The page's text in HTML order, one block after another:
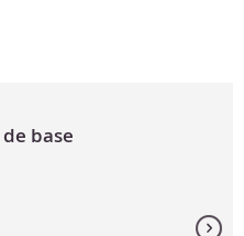
base